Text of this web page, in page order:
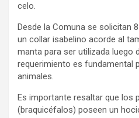
celo.
Desde la Comuna se solicitan
un collar isabelino acorde al
manta para ser utilizada luego
requerimiento es fundamental
animales.
Es importante resaltar que los
(braquicéfalos) poseen un